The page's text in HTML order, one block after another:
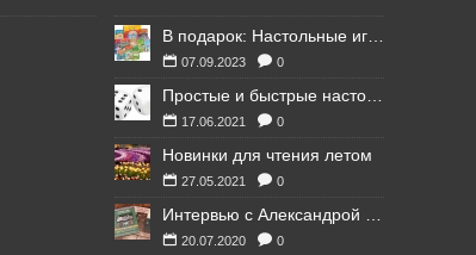
07.09.2023 0
17.06.2021 0
Новинки для чтения летом
27.05.2021 0
20.07.2020 0